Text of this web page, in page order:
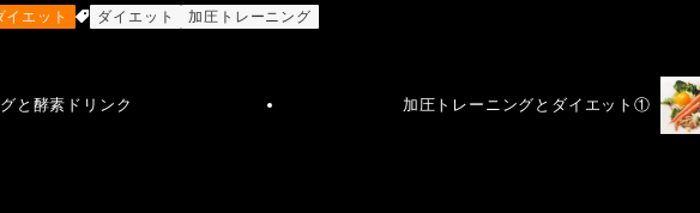
イエット ダイエット 加圧トレーニング
と酵素ドリンク 加圧トレーニングとダイエット①